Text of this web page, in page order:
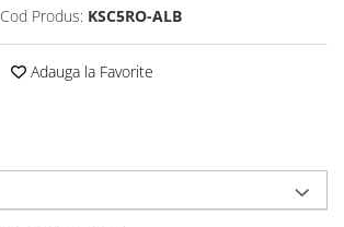
Cod Produs: KSC5RO-ALB
Adauga la Favorite